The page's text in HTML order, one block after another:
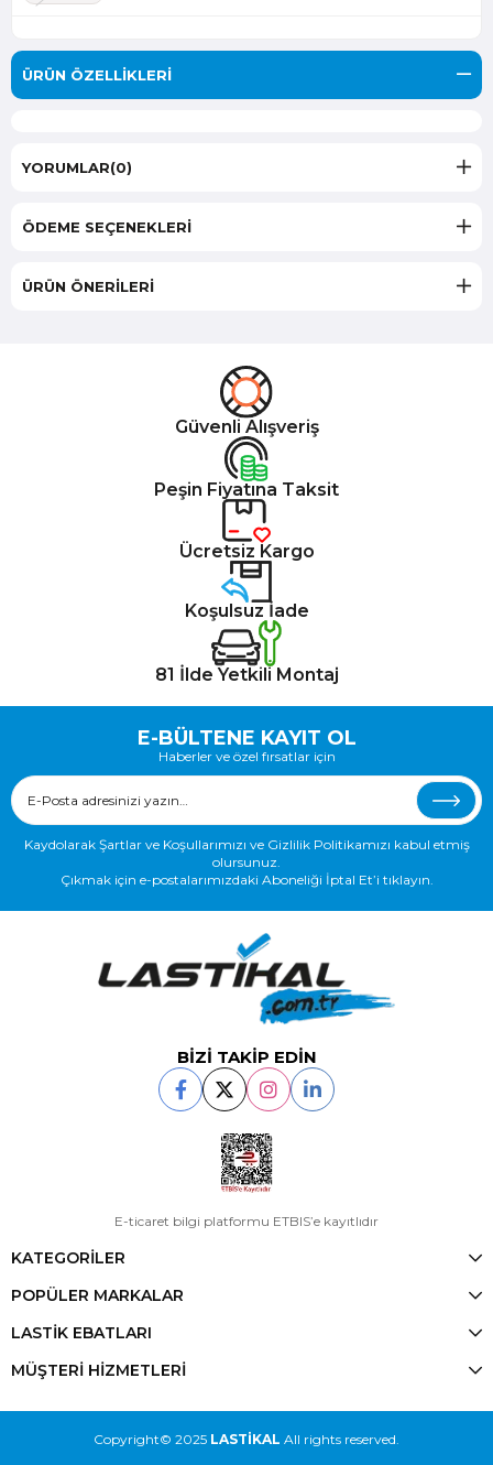
ÜRÜN ÖZELLIKLERI
YORUMLAR(0)
ÖDEME SEÇENEKLERI
ÜRÜN ÖNERILERI
Güvenli Alışveriş
Peşin Fiyatına Taksit
Ücretsiz Kargo
Koşulsuz İade
81 İlde Yetkili Montaj
E-BÜLTENE KAYIT OL
Haberler ve özel fırsatlar için
Kaydolarak Şartlar ve Koşullarımızı ve Gizlilik Politikamızı kabul etmiş
olursunuz.
Çıkmak için e-postalarımızdaki Aboneliği İptal Et’i tıklayın.
BİZİ TAKİP EDİN
E-ticaret bilgi platformu ETBIS’e kayıtlıdır
KATEGORİLER
POPÜLER MARKALAR
LASTİK EBATLARI
MÜŞTERİ HİZMETLERİ
Copyright© 2025 LASTİKAL All rights reserved.